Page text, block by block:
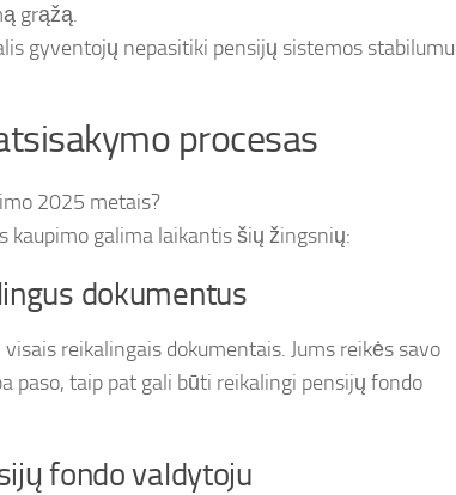
grąžą.
gyventojų nepasitiki pensijų sistemos
procesas
kaupimo galima laikantis šių žingsnių:
dokumentus
reikalingais dokumentais. Jums reikės savo
paso, taip pat gali būti reikalingi pensijų fondo
fondo valdytoju